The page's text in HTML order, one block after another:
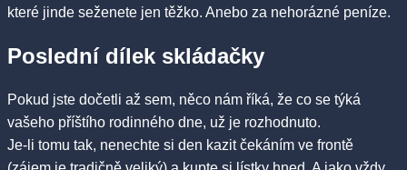
které jinde seženete jen těžko. Anebo za nehorázné peníze.
Poslední dílek skládačky
Pokud jste dočetli až sem, něco nám říká, že co se týká
vašeho příštího rodinného dne, už je rozhodnuto.
Je-li tomu tak, nenechte si den kazit čekáním ve frontě